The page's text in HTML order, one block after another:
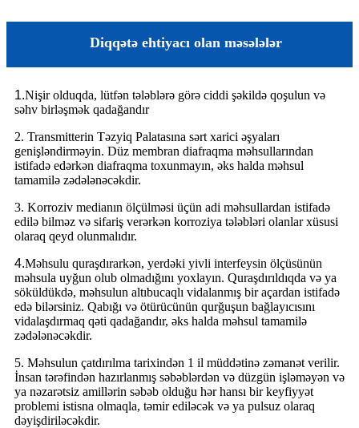
Diqqətə ehtiyacı olan məsələlər
1.Nişir olduqda, lütfən tələblərə görə ciddi şəkildə qoşulun və
səhv birləşmək qadağandır
2. Transmitterin Təzyiq Palatasına sərt xarici əşyaları
genişləndirməyin. Düz membran diafraqma məhsullarından
istifadə edərkən diafraqma toxunmayın, əks halda məhsul
tamamilə zədələnəcəkdir.
3. Korroziv medianın ölçülməsi üçün adi məhsullardan istifadə
edilə bilməz və sifariş verərkən korroziya tələbləri olanlar xüsusi
olaraq qeyd olunmalıdır.
4.Məhsulu quraşdırarkən, yerdəki yivli interfeysin ölçüsünün
məhsula uyğun olub olmadığını yoxlayın. Quraşdırıldıqda və ya
söküldükdə, məhsulun altıbucaqlı vidalanmış bir açardan istifadə
edə bilərsiniz. Qabığı və ötürücünün qurğuşun bağlayıcısını
vidalaşdırmaq qəti qadağandır, əks halda məhsul tamamilə
zədələnəcəkdir.
5. Məhsulun çatdırılma tarixindən 1 il müddətinə zəmanət verilir.
İnsan tərəfindən hazırlanmış səbəblərdən və düzgün işləməyən və
ya nəzarətsiz amillərin səbəb olduğu hər hansı bir keyfiyyət
problemi istisna olmaqla, təmir ediləcək və ya pulsuz olaraq
dəyişdiriləcəkdir.